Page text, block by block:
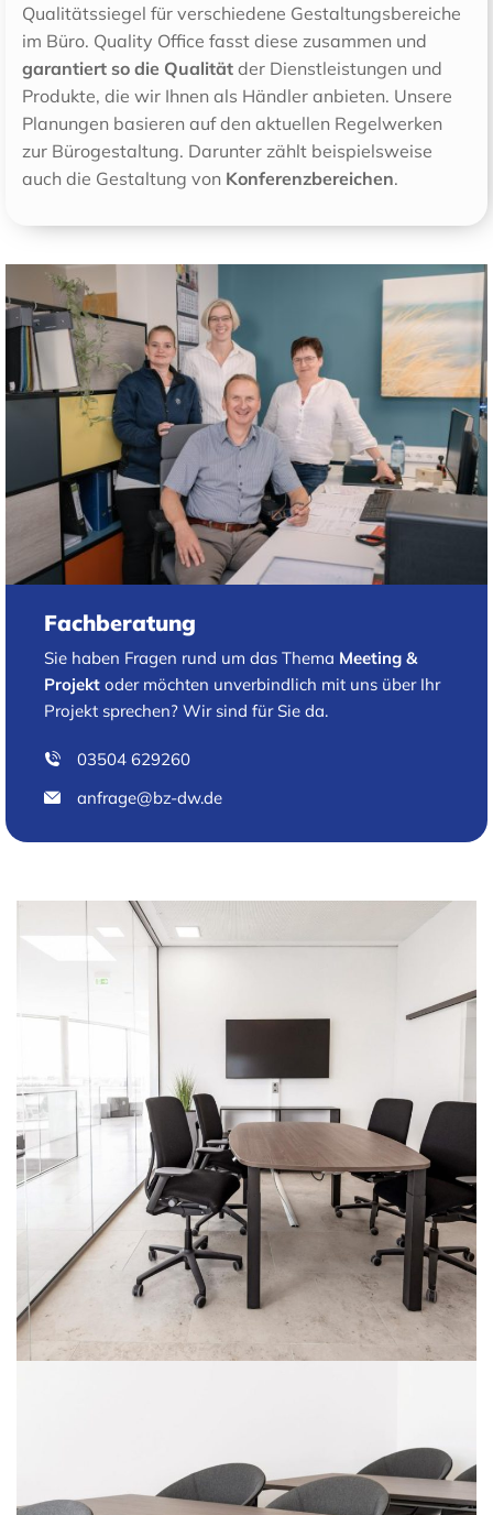
Qualitätssiegel für verschiedene Gestaltungsbereiche
im Büro. Quality Office fasst diese zusammen und
garantiert so die Qualität der Dienstleistungen und
Produkte, die wir Ihnen als Händler anbieten. Unsere
Planungen basieren auf den aktuellen Regelwerken
zur Bürogestaltung. Darunter zählt beispielsweise
auch die Gestaltung von Konferenzbereichen.
Fachberatung
Sie haben Fragen rund um das Thema Meeting &
Projekt oder möchten unverbindlich mit uns über Ihr
Projekt sprechen? Wir sind für Sie da.
03504 629260
anfrage@bz-dw.de